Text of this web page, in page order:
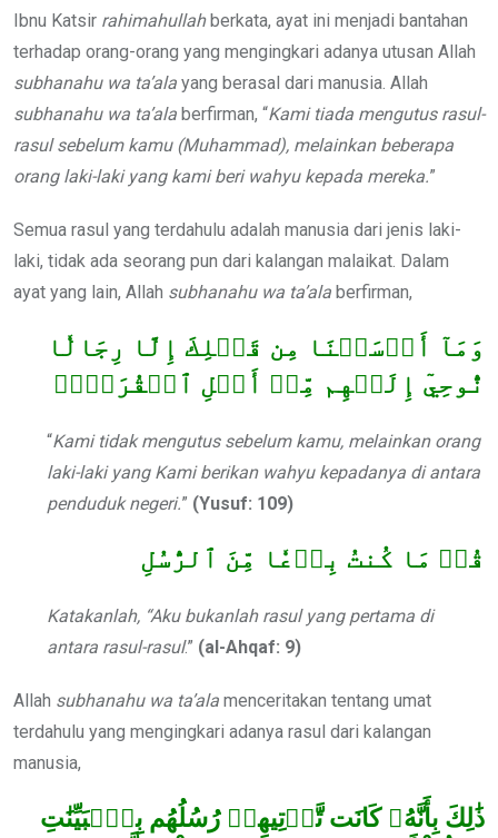
Ibnu Katsir rahimahullahberkata, ayat ini menjadi bantahan
terhadap orang-orang yang mengingkari adanya utusan Allah
subhanahu wa ta’ala yang berasal dari manusia. Allah
subhanahu wa ta’ala berfirman, “Kami tiada mengutus rasul-
rasul sebelum kamu (Muhammad), melainkan beberapa
orang laki-laki yang kami beri wahyu kepada mereka.”
Semua rasul yang terdahulu adalah manusia dari jenis laki-
laki, tidak ada seorang pun dari kalangan malaikat. Dalam
ayat yang lain, Allah subhanahu wa ta’ala berfirman,
وَمَآ أَرۡسَلۡنَا مِن قَبۡلِكَ إِلَّا رِجَالٗا
نُّوحِيٓ إِلَيۡهِم مِّنۡ أَهۡلِ ٱلۡقُرَىٰٓۗ
“Kami tidak mengutus sebelum kamu, melainkan orang
laki-laki yang Kami berikan wahyu kepadanya di antara
penduduk negeri.” (Yusuf: 109)
قُلۡ مَا كُنتُ بِدۡعٗا مِّنَ ٱلرُّسُلِ
Katakanlah, “Aku bukanlah rasul yang pertama di
antara rasul-rasul.” (al-Ahqaf: 9)
Allah subhanahu wa ta’ala menceritakan tentang umat
terdahulu yang mengingkari adanya rasul dari kalangan
manusia,
ذَٰلِكَ بِأَنَّهُۥ كَانَت تَّأۡتِيهِمۡ رُسُلُهُم بِٱلۡبَيِّنَٰتِ